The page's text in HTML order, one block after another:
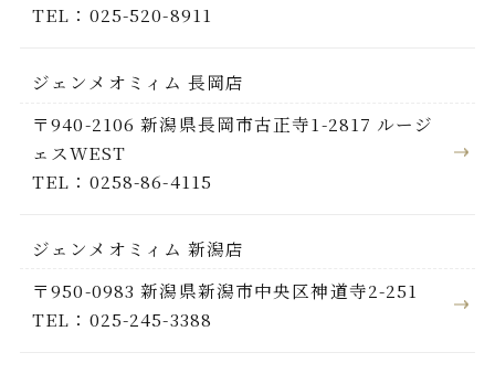
TEL：025-520-8911
ジェンメオミィム 長岡店
〒940-2106 新潟県長岡市古正寺1-2817 ルージ
ェスWEST
TEL：0258-86-4115
ジェンメオミィム 新潟店
〒950-0983 新潟県新潟市中央区神道寺2-251
TEL：025-245-3388